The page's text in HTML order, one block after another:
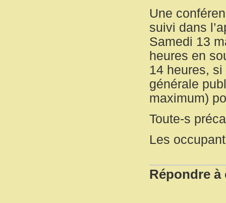
Une
suivi dans
Samedi 13
heures en
14 heures,
générale
maximum)
Toute-s
Les
Répondre à